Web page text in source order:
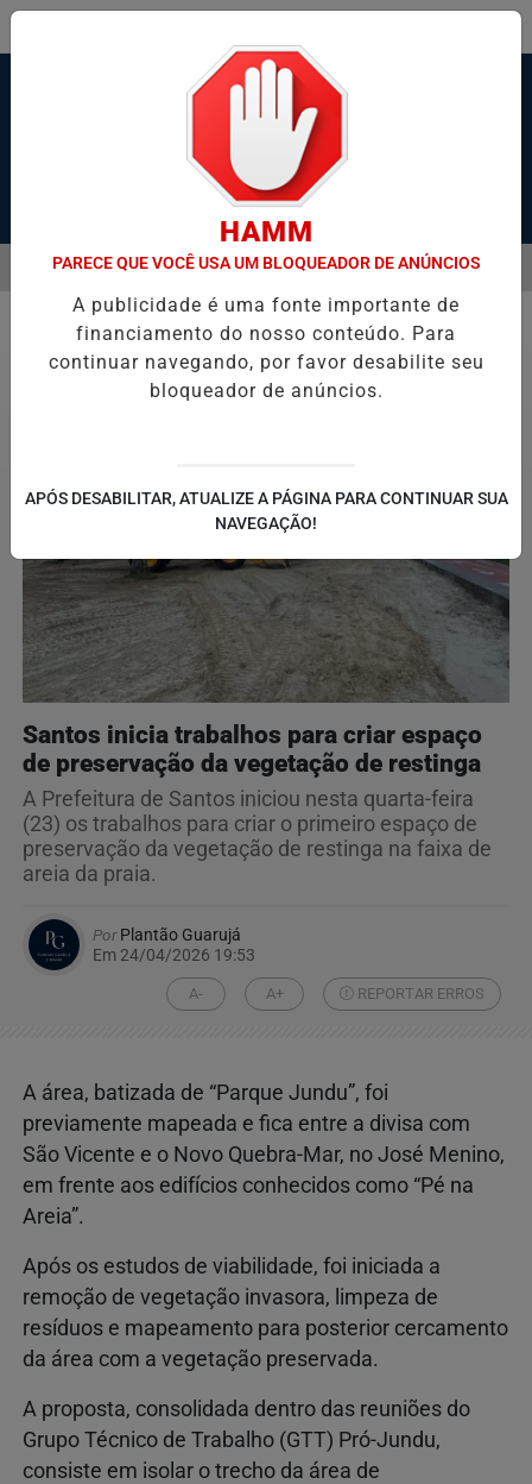
Pesquisar Notícia
APÓS ÁRVORE CAIR SOBRE CARRO EM SANTOS JUSTIÇA
EM ALTA
MENU
Santos inicia trabalhos para criar espaço
de preservação da vegetação de restinga
A Prefeitura de Santos iniciou nesta quarta-feira
(23) os trabalhos para criar o primeiro espaço de
preservação da vegetação de restinga na faixa de
areia da praia.
PorPlantão Guarujá
Em 24/04/2026 19:53
A- A+ REPORTAR ERROS
A área, batizada de “Parque Jundu”, foi
previamente mapeada e fica entre a divisa com
São Vicente e o Novo Quebra-Mar, no José Menino,
em frente aos edifícios conhecidos como “Pé na
Areia”.
Após os estudos de viabilidade, foi iniciada a
remoção de vegetação invasora, limpeza de
resíduos e mapeamento para posterior cercamento
da área com a vegetação preservada.
A proposta, consolidada dentro das reuniões do
Grupo Técnico de Trabalho (GTT) Pró-Jundu,
consiste em isolar o trecho da área de
HAMM
PARECE QUE VOCÊ USA UM BLOQUEADOR DE ANÚNCIOS
A publicidade é uma fonte importante de
financiamento do nosso conteúdo. Para
continuar navegando, por favor desabilite seu
bloqueador de anúncios.
APÓS DESABILITAR, ATUALIZE A PÁGINA PARA CONTINUAR SUA
NAVEGAÇÃO!